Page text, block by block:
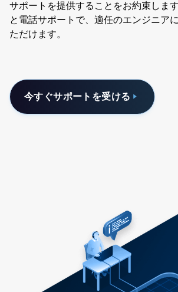
サポートを提供することをお約束しま
と電話サポートで、適任のエンジニア
ただけます。
今すぐサポートを受ける